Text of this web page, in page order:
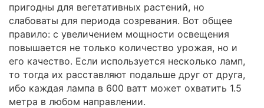
пригодны для вегетативных растений, но
слабоваты для периода созревания. Вот общее
правило: с увеличением мощности освещения
повышается не только количество урожая, но и
его качество. Если используется несколько ламп,
то тогда их расставляют подальше друг от друга,
ибо каждая лампа в 600 ватт может охватить 1.5
метра в любом направлении.